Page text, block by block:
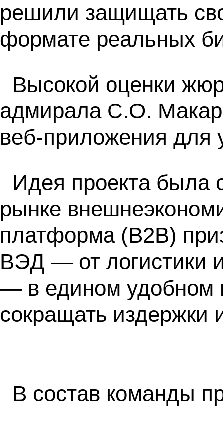
решили защищать
формате реальных
Высокой оценки
адмирала С.О.
веб-приложения для
Идея проекта была
рынке
платформа (B2B)
ВЭД — от логистики
— в едином удобном
сокращать издержки
В состав команды